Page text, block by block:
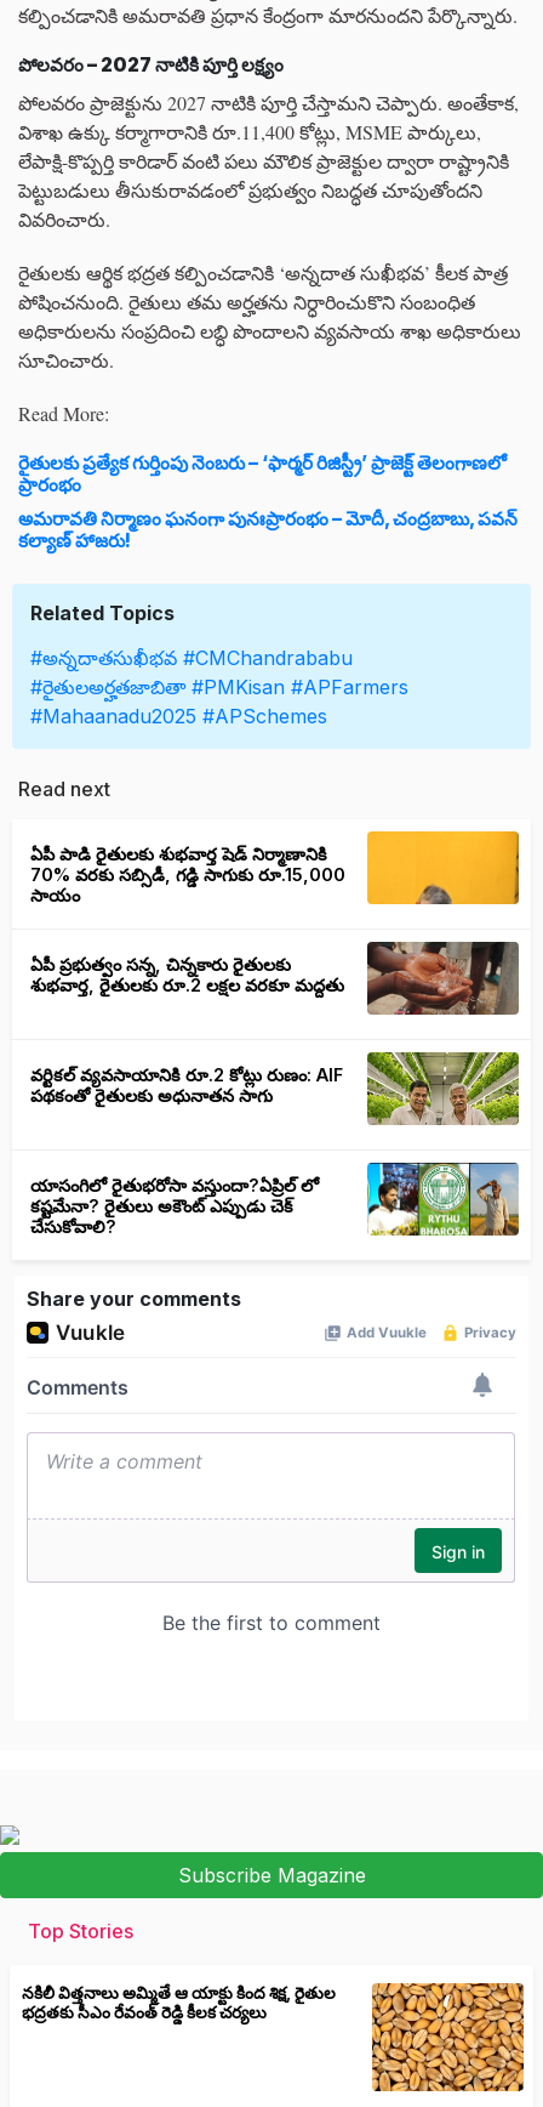
కల్పించడానికి అమరావతి ప్రధాన కేంద్రంగా మారనుందని పేర్కొన్నారు.
పోలవరం – 2027 నాటికి పూర్తి లక్ష్యం
పోలవరం ప్రాజెక్టును 2027 నాటికి పూర్తి చేస్తామని చెప్పారు. అంతేకాక,
విశాఖ ఉక్కు కర్మాగారానికి రూ.11,400 కోట్లు, MSME పార్కులు,
లేపాక్షి-కొప్పర్తి కారిడార్ వంటి పలు మౌలిక ప్రాజెక్టుల ద్వారా రాష్ట్రానికి
పెట్టుబడులు తీసుకురావడంలో ప్రభుత్వం నిబద్ధత చూపుతోందని
వివరించారు.
రైతులకు ఆర్థిక భద్రత కల్పించడానికి ‘అన్నదాత సుఖీభవ’ కీలక పాత్ర
పోషించనుంది. రైతులు తమ అర్హతను నిర్ధారించుకొని సంబంధిత
అధికారులను సంప్రదించి లబ్ధి పొందాలని వ్యవసాయ శాఖ అధికారులు
సూచించారు.
Read More:
రైతులకు ప్రత్యేక గుర్తింపు నెంబరు – ‘ఫార్మర్ రిజిస్ట్రీ’ ప్రాజెక్ట్ తెలంగాణలో
ప్రారంభం
అమరావతి నిర్మాణం ఘనంగా పునఃప్రారంభం – మోదీ, చంద్రబాబు, పవన్
కల్యాణ్ హాజరు!
Related Topics
#అన్నదాతసుఖీభవ #CMChandrababu
#రైతులఅర్హతజాబితా #PMKisan #APFarmers
#Mahaanadu2025 #APSchemes
Read next
ఏపీ పాడి రైతులకు శుభవార్త షెడ్ నిర్మాణానికి
70% వరకు సబ్సిడీ, గడ్డి సాగుకు రూ.15,000
సాయం
ఏపీ ప్రభుత్వం సన్న, చిన్నకారు రైతులకు
శుభవార్త, రైతులకు రూ.2 లక్షల వరకూ మద్దతు
వ‌ర్టిక‌ల్ వ్యవసాయానికి రూ.2 కోట్లు రుణం: AIF
పథకంతో రైతులకు అధునాతన సాగు
యాసంగిలో రైతుభరోసా వస్తుందా?ఏప్రిల్ లో
కష్టమేనా? రైతులు అకౌంట్ ఎప్పుడు చెక్
చేసుకోవాలి?
Share your comments
Subscribe Magazine
Top Stories
నకిలీ విత్తనాలు అమ్మితే ఆ యాక్టు కింద శిక్ష, రైతుల
భద్రతకు సీఎం రేవంత్ రెడ్డి కీలక చర్యలు